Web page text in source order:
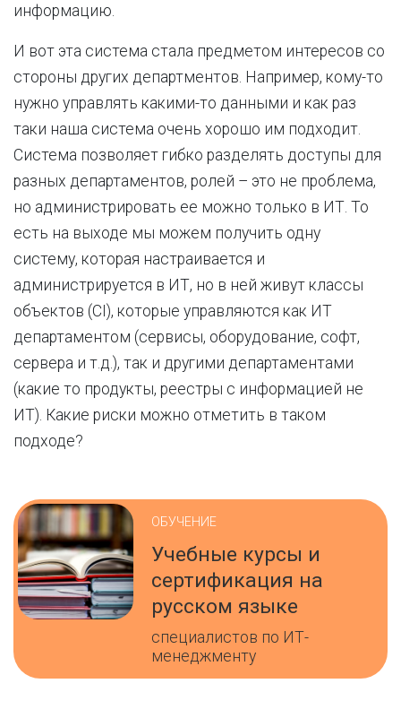
информацию.
И вот эта система стала предметом интересов со
стороны других департментов. Например, кому-то
нужно управлять какими-то данными и как раз
таки наша система очень хорошо им подходит.
Система позволяет гибко разделять доступы для
разных департаментов, ролей – это не проблема,
но администрировать ее можно только в ИТ. То
есть на выходе мы можем получить одну
систему, которая настраивается и
администрируется в ИТ, но в ней живут классы
объектов (CI), которые управляются как ИТ
департаментом (сервисы, оборудование, софт,
сервера и т.д.), так и другими департаментами
(какие то продукты, реестры с информацией не
ИТ). Какие риски можно отметить в таком
подходе?
ОБУЧЕНИЕ
Учебные курсы и
сертификация на
русском языке
специалистов по ИТ-
менеджменту